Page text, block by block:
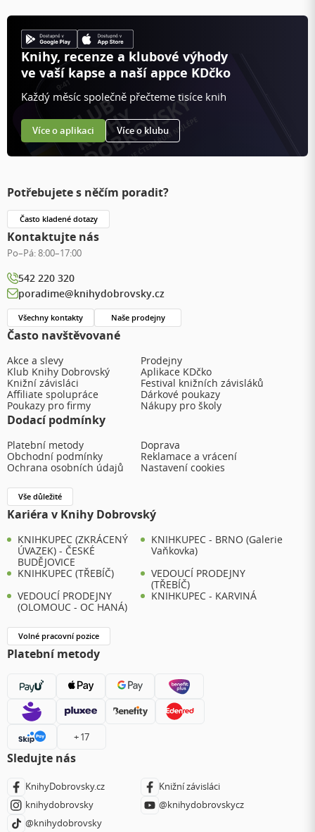
Knihy, recenze a klubové výhody
ve vaší kapse a naší appce KDčko
Každý měsíc společně přečteme tisíce knih
Více o aplikaci Více o klubu
Často navštěvované
Akce a slevy
Prodejny
Klub Knihy Dobrovský
Aplikace KDčko
Knižní závisláci
Festival knižních závisláků
Affiliate spolupráce
Dárkové poukazy
Poukazy pro firmy
Nákupy pro školy
Dodací podmínky
Platební metody
Doprava
Obchodní podmínky
Reklamace a vrácení
Ochrana osobních údajů
Nastavení cookies
Vše důležité
Kariéra v Knihy Dobrovský
KNIHKUPEC (ZKRÁCENÝ
ÚVAZEK) - ČESKÉ
BUDĚJOVICE
KNIHKUPEC - BRNO (Galerie
Vaňkovka)
KNIHKUPEC (TŘEBÍČ)
VEDOUCÍ PRODEJNY
(TŘEBÍČ)
VEDOUCÍ PRODEJNY
(OLOMOUC - OC HANÁ)
KNIHKUPEC - KARVINÁ
Volné pracovní pozice
Platební metody
+ 17
Sledujte nás
KnihyDobrovsky.cz
Knižní závisláci
knihydobrovsky
@knihydobrovskycz
@knihydobrovsky
Potřebujete s něčím poradit?
Často kladené dotazy
Kontaktujte nás
Po–Pá:8:00–17:00
542 220 320
poradime@knihydobrovsky.cz
Všechny kontakty Naše prodejny